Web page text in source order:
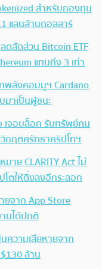
สำหรับกองทุน
แสนล้านดอลลาร์
สัดส่วน Bitcoin ETF
แทนถึง 3 เท่า
พลังคอมมูฯ Cardano
าเป็นผู้ชนะ
เจอบล็อก รับทรัพย์คน
กฤตศรัทธาคริปโทฯ
าย CLARITY Act ไม่
ตให้ดิ่งลงอีกระลอก
ยจาก App Store
นได้ปกติ
นความเสียหายจาก
ล้าน